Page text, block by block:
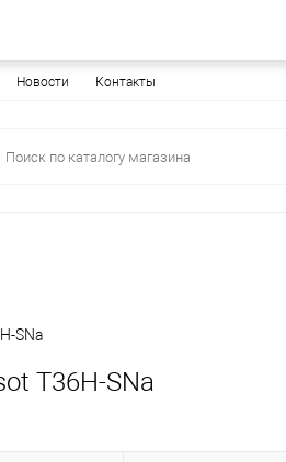
Новости Контакты
SNa
T36H-SNa